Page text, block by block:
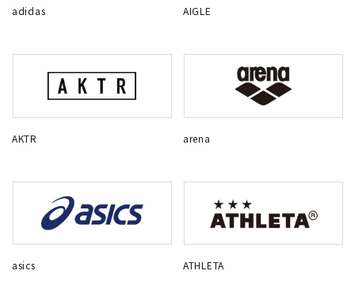
adidas AIGLE
AKTR arena
asics ATHLETA